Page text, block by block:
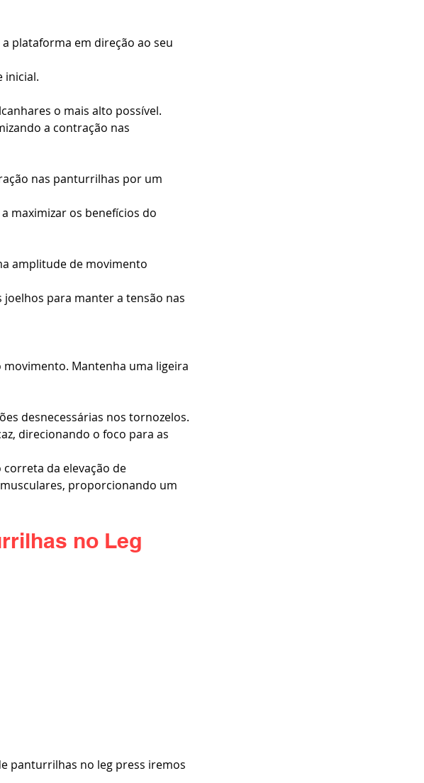
plataforma em direção ao seu
inicial.
o mais alto possível.
a contração nas
nas panturrilhas por um
maximizar os benefícios do
amplitude de movimento
para manter a tensão nas
Mantenha uma ligeira
desnecessárias nos tornozelos.
direcionando o foco para as
correta da elevação de
proporcionando um
no Leg
panturrilhas no leg press iremos